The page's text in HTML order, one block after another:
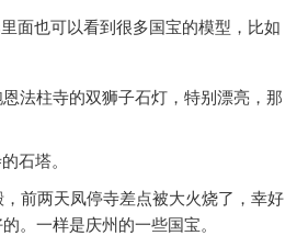
面也可以看到很多国宝的模型，比如
法柱寺的双狮子石灯，特别漂亮，那
石塔。
前两天凤停寺差点被大火烧了，幸好
。一样是庆州的一些国宝。